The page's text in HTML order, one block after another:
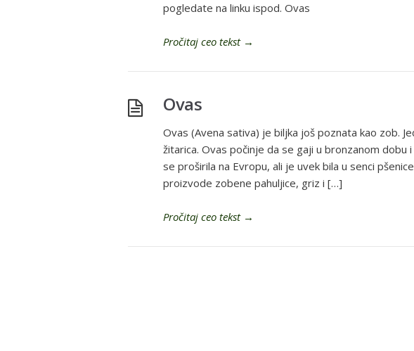
pogledate na linku ispod. Ovas
Pročitaj ceo tekst→
Ovas
Ovas (Avena sativa) je biljka još poznata kao zob.
žitarica. Ovas počinje da se gaji u bronzanom
se proširila na Evropu, ali je uvek bila u senci
proizvode zobene pahuljice, griz i […]
Pročitaj ceo tekst→